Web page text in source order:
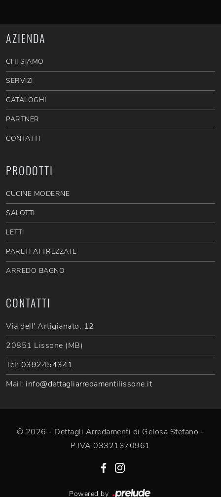
AZIENDA
CHI SIAMO
SERVIZI
CATALOGHI
PARTNER
CONTATTI
PRODOTTI
CUCINE MODERNE
SALOTTI
LETTI
PARETI ATTREZZATE
ARREDO BAGNO
CONTATTI
Via dell' Artigianato, 12
20851 Lissone (MB)
Tel: 0392454341
Mail: info@dettagliarredamentilissone.it
© 2026 - Dettagli Arredamenti di Gelosa Stefano -
P.IVA 03321370961
Powered by